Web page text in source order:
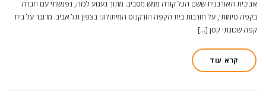
אביבית האורבנית ששם הכל קורה ממש מסביב. מתוך געגוע לכזה, נפגשתי עם חברה
בקפה טימותי, על חורבות בית הקפה הורקנוס המיתולוגי בצפון תל אביב. מדובר על בית
קפה שכונתי קטן […]
קרא עוד